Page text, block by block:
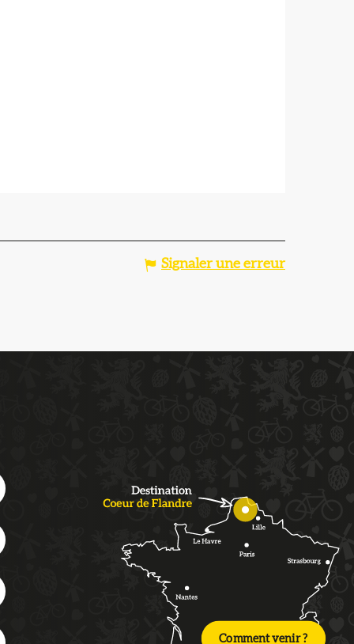
Signaler une erreur
Comment venir ?